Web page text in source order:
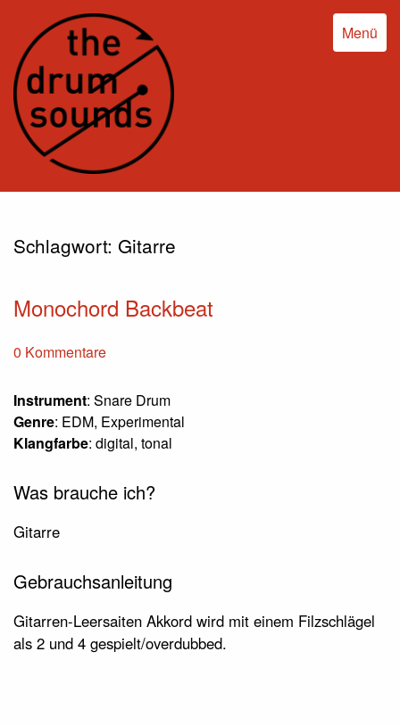
Menü
Schlagwort: Gitarre
Monochord Backbeat
0 Kommentare
Instrument: Snare Drum
Genre: EDM, Experimental
Klangfarbe: digital, tonal
Was brauche ich?
Gitarre
Gebrauchsanleitung
Gitarren-Leersaiten Akkord wird mit einem Filzschlägel
als 2 und 4 gespielt/overdubbed.